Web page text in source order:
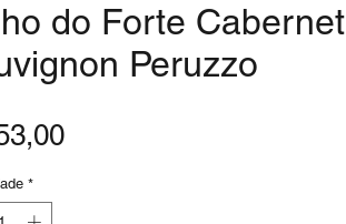
do Forte Cabernet
Peruzzo
Preço
*